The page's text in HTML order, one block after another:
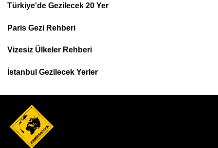
Footer
Top
Menu
Türkiye'de Gezilecek 20 Yer
Paris Gezi Rehberi
Vizesiz Ülkeler Rehberi
İstanbul Gezilecek Yerler